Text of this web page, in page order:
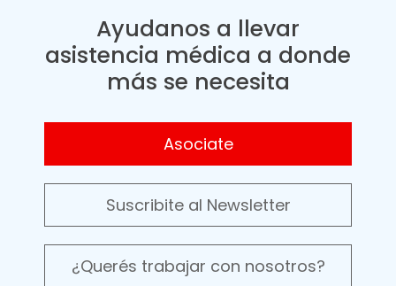
Ayudanos a llevar
asistencia médica a donde
más se necesita
Asociate
Suscribite al Newsletter
¿Querés trabajar con nosotros?